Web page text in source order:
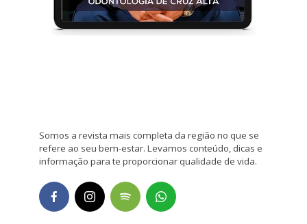
Somos a revista mais completa da região no que se
refere ao seu bem-estar. Levamos conteúdo, dicas e
informação para te proporcionar qualidade de vida.